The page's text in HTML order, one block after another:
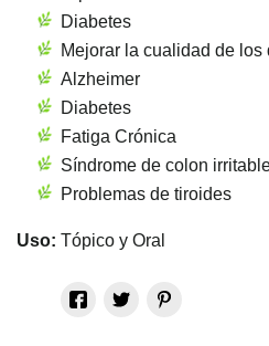
Diabetes
Mejorar la cualidad de
Alzheimer
Diabetes
Fatiga Crónica
Síndrome de colon
Problemas de tiroides
Uso: Tópico y Oral